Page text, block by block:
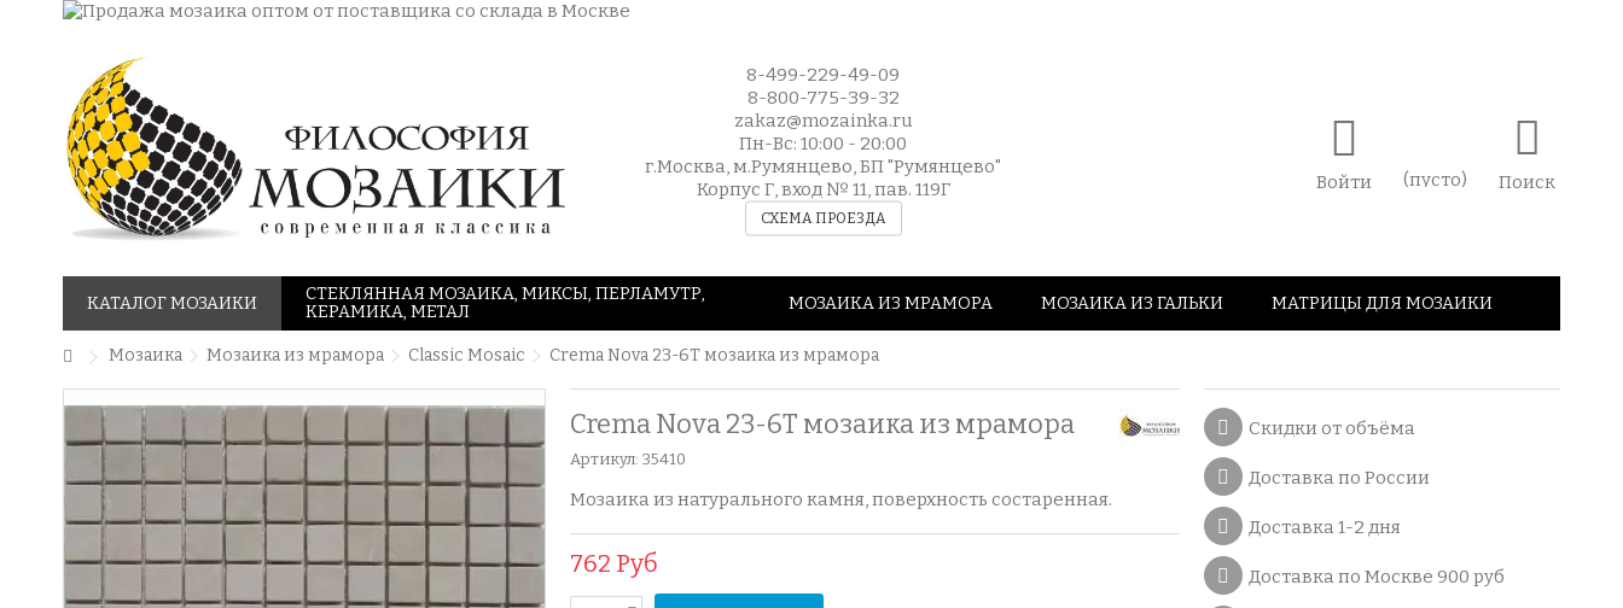
8-499-229-49-09
8-800-775-39-32
zakaz@mozainka.ru
Пн-Вс: 10:00 - 20:00
г.Москва, м.Румянцево, БП "Румянцево"
Корпус Г, вход № 11, пав. 119Г
СХЕМА ПРОЕЗДА
Поиск
(пусто)
Войти
КАТАЛОГ МОЗАИКИ
СТЕКЛЯННАЯ МОЗАИКА, МИКСЫ, ПЕРЛАМУТР,
КЕРАМИКА, МЕТАЛ
МОЗАИКА ИЗ МРАМОРА МОЗАИКА ИЗ ГАЛЬКИ МАТРИЦЫ ДЛЯ МОЗАИКИ
Мозаика Мозаика из мрамора Classic Mosaic Crema Nova 23-6T мозаика из мрамора
Crema Nova 23-6T мозаика из мрамора
Артикул: 35410
Мозаика из натурального камня, поверхность состаренная.
762 Руб
Скидки от объёма
Доставка по России
Доставка 1-2 дня
Доставка по Москве 900 руб